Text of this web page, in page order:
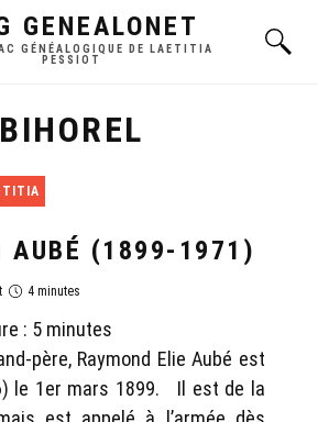
GENEALONET
GÉNÉALOGIQUE DE LAETITIA
PESSIOT
BIHOREL
AUBÉ (1899-1971)
4 minutes
: 5 minutes
père, Raymond Elie Aubé est
le 1er mars 1899. Il est de la